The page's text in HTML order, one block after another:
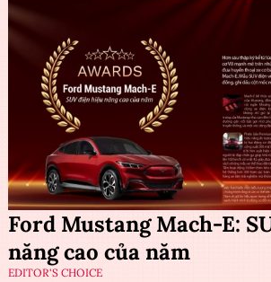
Ford Mustang Mach-E:
năng cao của năm
EDITOR'S CHOICE